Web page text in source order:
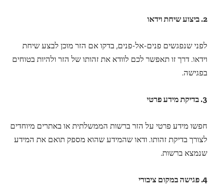
2. ביצוע שיחת וידאו
לפני שנפגשים פנים-אל-פנים, בדקו אם הזר מוכן לבצע שיחת
וידאו. דרך זו תאפשר לכם לוודא את זהותו של הזר ולהיות בטוחים
בפגישה.
3. בדיקת מידע פרטי
חפשו מידע פרטי על הזר ברשות הממשלתית או באתרים מיוחדים
לצורך בדיקת זהותו. ודאו שהמידע שהוא מספק תואם את המידע
שנמצא ברשות.
4. פגישה במקום ציבורי